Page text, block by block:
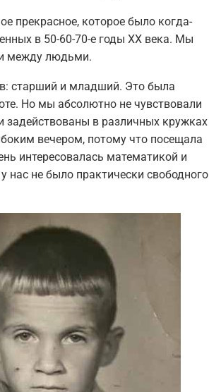
прекрасное, которое было когда-
в 50-60-70-е годы ХХ века. Мы
между людьми.
старший и младший. Это была
Но мы абсолютно не чувствовали
задействованы в различных кружках
вечером, потому что посещала
интересовалась математикой и
не было практически свободного